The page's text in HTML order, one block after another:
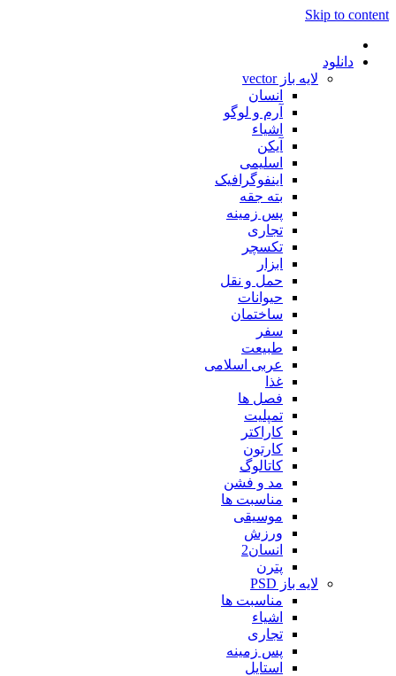
Skip to content
دانلود
لایه باز vector
انسان
آرم و لوگو
اشیاء
آیکن
اسلیمی
اینفوگرافیک
بته جقه
پس زمینه
تجاری
تکسچر
ابزار
حمل و نقل
حیوانات
ساختمان
سفر
طبیعت
عربی اسلامی
غذا
فصل ها
تمپلیت
کاراکتر
کارتون
کاتالوگ
مد و فشن
مناسبت ها
موسیقی
ورزش
انسان2
پترن
لایه باز PSD
مناسبت ها
اشیاء
تجاری
پس زمینه
استایل